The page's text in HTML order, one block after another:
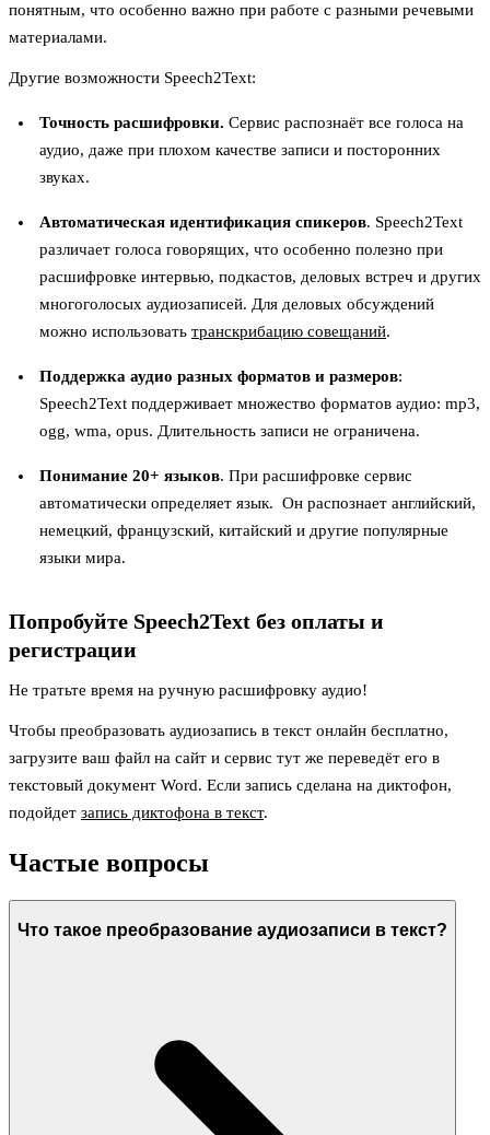
понятным, что особенно важно при работе с разными речевыми
материалами.
Другие возможности Speech2Text:
Точность расшифровки. Сервис распознаёт все голоса на
аудио, даже при плохом качестве записи и посторонних
звуках.
Автоматическая идентификация спикеров. Speech2Text
различает голоса говорящих, что особенно полезно при
расшифровке интервью, подкастов, деловых встреч и других
многоголосых аудиозаписей. Для деловых обсуждений
можно использовать транскрибацию совещаний.
Поддержка аудио разных форматов и размеров:
Speech2Text поддерживает множество форматов аудио: mp3,
ogg, wma, opus. Длительность записи не ограничена.
Понимание 20+ языков. При расшифровке сервис
автоматически определяет язык. Он распознает английский,
немецкий, французский, китайский и другие популярные
языки мира.
Попробуйте Speech2Text без оплаты и
регистрации
Не тратьте время на ручную расшифровку аудио!
Чтобы преобразовать аудиозапись в текст онлайн бесплатно,
загрузите ваш файл на сайт и сервис тут же переведёт его в
текстовый документ Word. Если запись сделана на диктофон,
подойдет запись диктофона в текст.
Частые вопросы
Что такое преобразование аудиозаписи в текст?